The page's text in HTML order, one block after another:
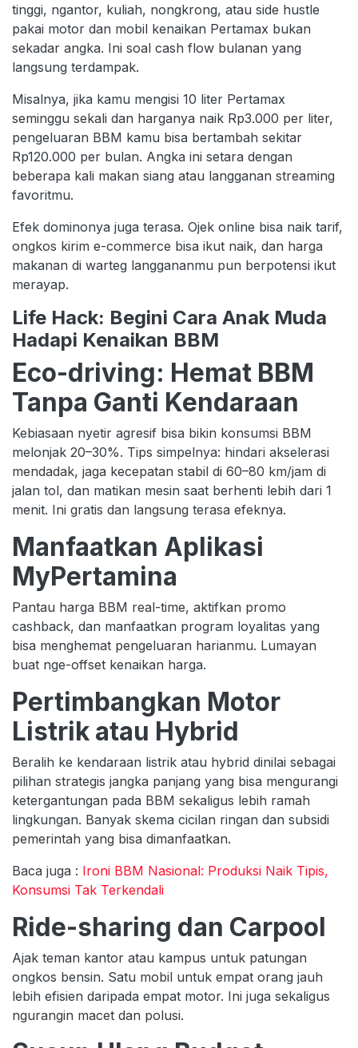
tinggi, ngantor, kuliah, nongkrong, atau side hustle
pakai motor dan mobil kenaikan Pertamax bukan
sekadar angka. Ini soal cash flow bulanan yang
langsung terdampak.
Misalnya, jika kamu mengisi 10 liter Pertamax
seminggu sekali dan harganya naik Rp3.000 per liter,
pengeluaran BBM kamu bisa bertambah sekitar
Rp120.000 per bulan. Angka ini setara dengan
beberapa kali makan siang atau langganan streaming
favoritmu.
Efek dominonya juga terasa. Ojek online bisa naik tarif,
ongkos kirim e-commerce bisa ikut naik, dan harga
makanan di warteg langgananmu pun berpotensi ikut
merayap.
Life Hack: Begini Cara Anak Muda
Hadapi Kenaikan BBM
Eco-driving: Hemat BBM
Tanpa Ganti Kendaraan
Kebiasaan nyetir agresif bisa bikin konsumsi BBM
melonjak 20–30%. Tips simpelnya: hindari akselerasi
mendadak, jaga kecepatan stabil di 60–80 km/jam di
jalan tol, dan matikan mesin saat berhenti lebih dari 1
menit. Ini gratis dan langsung terasa efeknya.
Manfaatkan Aplikasi
MyPertamina
Pantau harga BBM real-time, aktifkan promo
cashback, dan manfaatkan program loyalitas yang
bisa menghemat pengeluaran harianmu. Lumayan
buat nge-offset kenaikan harga.
Pertimbangkan Motor
Listrik atau Hybrid
Beralih ke kendaraan listrik atau hybrid dinilai sebagai
pilihan strategis jangka panjang yang bisa mengurangi
ketergantungan pada BBM sekaligus lebih ramah
lingkungan. Banyak skema cicilan ringan dan subsidi
pemerintah yang bisa dimanfaatkan.
Baca juga : Ironi BBM Nasional: Produksi Naik Tipis,
Konsumsi Tak Terkendali
Ride-sharing dan Carpool
Ajak teman kantor atau kampus untuk patungan
ongkos bensin. Satu mobil untuk empat orang jauh
lebih efisien daripada empat motor. Ini juga sekaligus
ngurangin macet dan polusi.